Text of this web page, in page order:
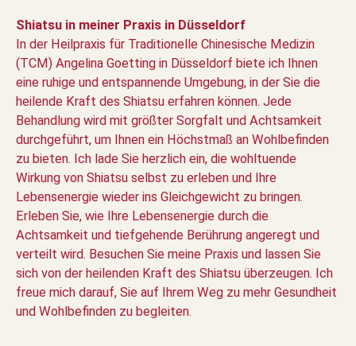
Shiatsu in meiner Praxis in Düsseldorf
In der Heilpraxis für Traditionelle Chinesische Medizin
(TCM) Angelina Goetting in Düsseldorf biete ich Ihnen
eine ruhige und entspannende Umgebung, in der Sie die
heilende Kraft des Shiatsu erfahren können. Jede
Behandlung wird mit größter Sorgfalt und Achtsamkeit
durchgeführt, um Ihnen ein Höchstmaß an Wohlbefinden
zu bieten. Ich lade Sie herzlich ein, die wohltuende
Wirkung von Shiatsu selbst zu erleben und Ihre
Lebensenergie wieder ins Gleichgewicht zu bringen.
Erleben Sie, wie Ihre Lebensenergie durch die
Achtsamkeit und tiefgehende Berührung angeregt und
verteilt wird. Besuchen Sie meine Praxis und lassen Sie
sich von der heilenden Kraft des Shiatsu überzeugen. Ich
freue mich darauf, Sie auf Ihrem Weg zu mehr Gesundheit
und Wohlbefinden zu begleiten.